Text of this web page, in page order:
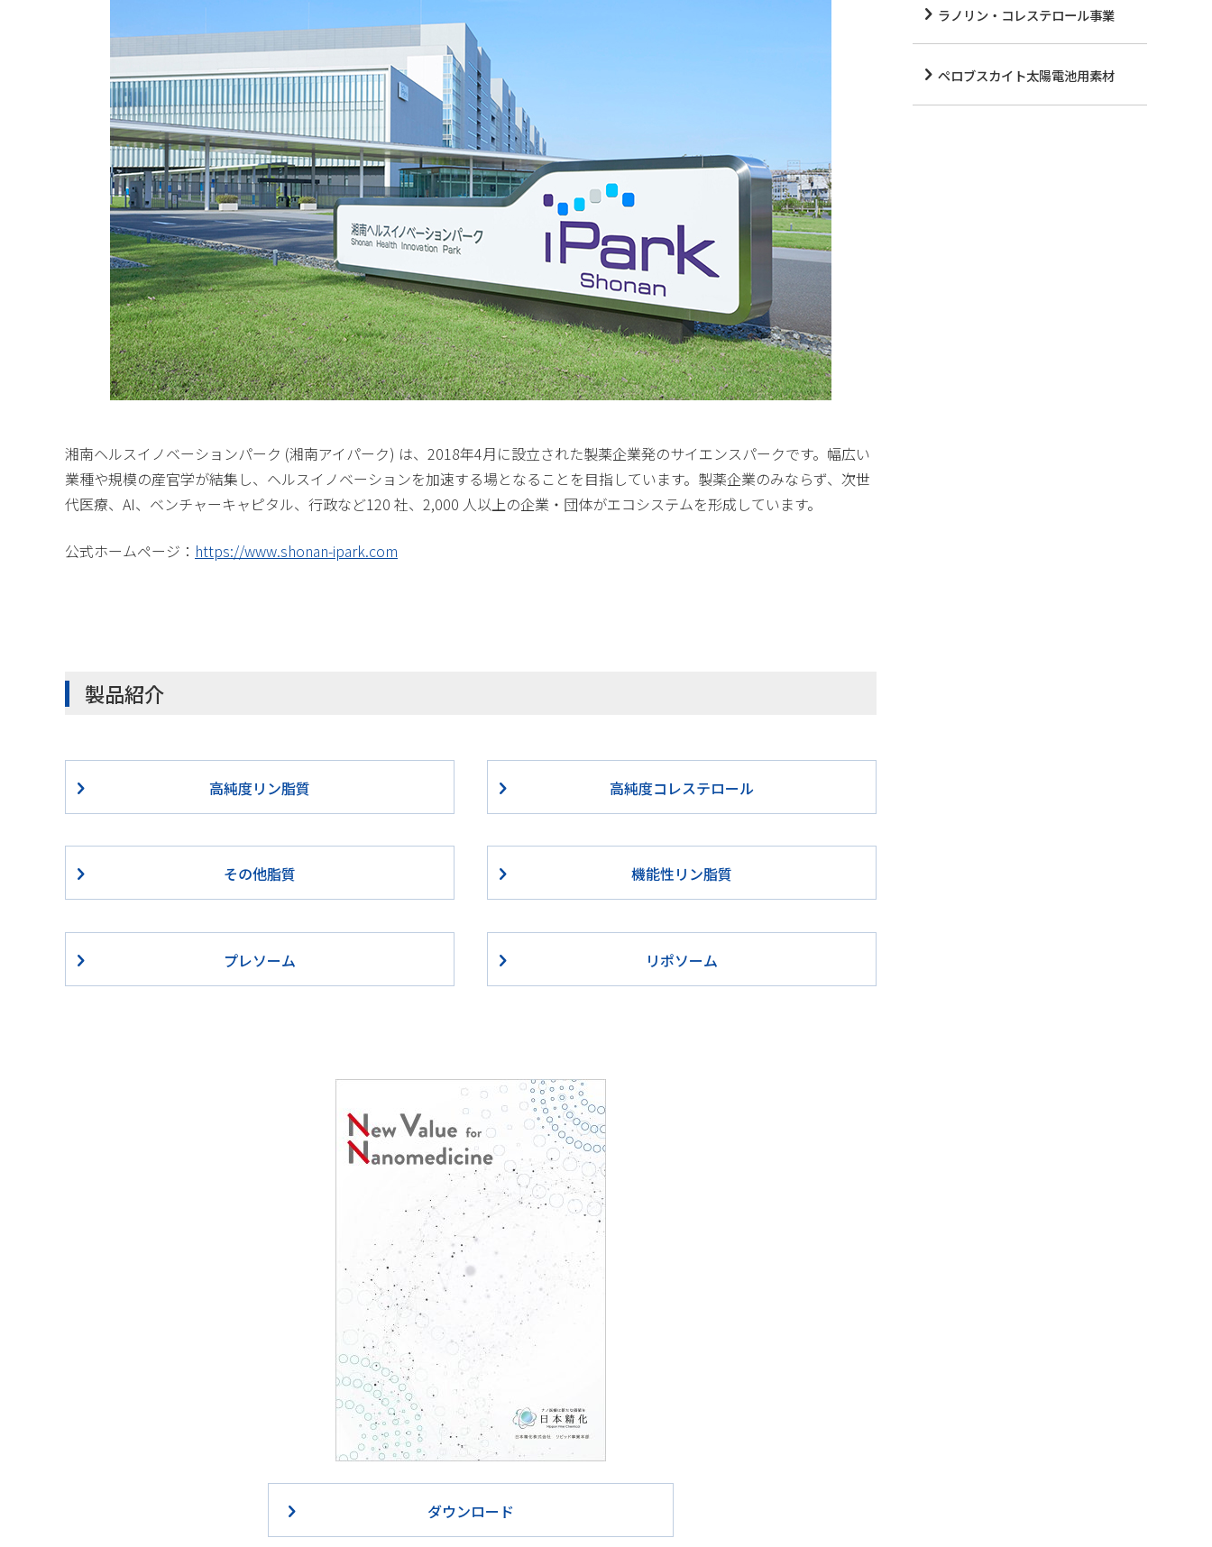
湘南ヘルスイノベーションパーク (湘南アイパーク) は、2018年4月に設立された製薬企業発のサイエンスパークです。幅広い
業種や規模の産官学が結集し、ヘルスイノベーションを加速する場となることを目指しています。製薬企業のみならず、次世
代医療、AI、ベンチャーキャピタル、行政など120 社、2,000 人以上の企業・団体がエコシステムを形成しています。
公式ホームページ： https://www.shonan-ipark.com
製品紹介
高純度リン脂質 高純度コレステロール
その他脂質 機能性リン脂質
プレソーム リポソーム
ダウンロード
ラノリン・コレステロール事業
ペロブスカイト太陽電池用素材